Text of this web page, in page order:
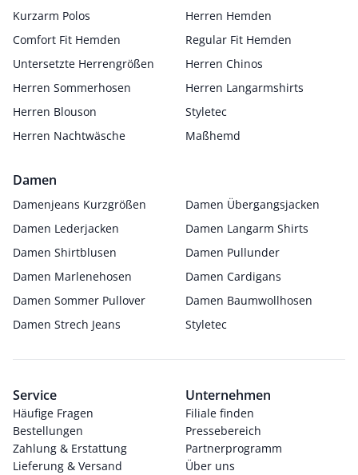
Kurzarm Polos
Herren Hemden
Comfort Fit Hemden
Regular Fit Hemden
Untersetzte Herrengrößen
Herren Chinos
Herren Sommerhosen
Herren Langarmshirts
Herren Blouson
Styletec
Herren Nachtwäsche
Maßhemd
Damen
Damenjeans Kurzgrößen
Damen Übergangsjacken
Damen Lederjacken
Damen Langarm Shirts
Damen Shirtblusen
Damen Pullunder
Damen Marlenehosen
Damen Cardigans
Damen Sommer Pullover
Damen Baumwollhosen
Damen Strech Jeans
Styletec
Service
Häufige Fragen
Bestellungen
Zahlung & Erstattung
Lieferung & Versand
Unternehmen
Filiale finden
Pressebereich
Partnerprogramm
Über uns